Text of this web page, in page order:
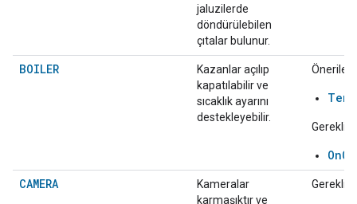
jaluzilerde
döndürülebilen
çıtalar bulunur.
BOILER
Kazanlar açılıp
kapatılabilir ve
sıcaklık ayarını
destekleyebilir.
Önerilen:
Gerekli:
CAMERA
Kameralar
karmaşıktır ve
Gerekli: